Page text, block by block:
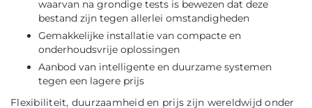
waarvan na grondige tests is bewezen dat deze
bestand zijn tegen allerlei omstandigheden
Gemakkelijke installatie van compacte en
onderhoudsvrije oplossingen
Aanbod van intelligente en duurzame systemen
tegen een lagere prijs
Flexibiliteit, duurzaamheid en prijs zijn wereldwijd onder